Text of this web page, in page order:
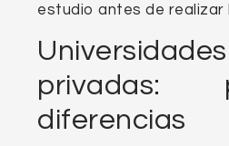
estudio antes de realizar
privadas:
diferencias